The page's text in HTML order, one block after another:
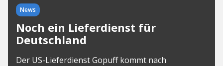
News
Noch ein Lieferdienst für
Deutschland
Der US-Lieferdienst Gopuff kommt nach